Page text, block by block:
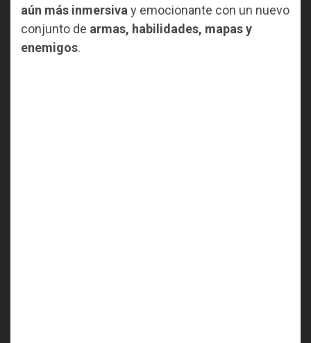
aún más inmersivay emocionante con un nuevo
conjunto de armas, habilidades, mapas y
enemigos.